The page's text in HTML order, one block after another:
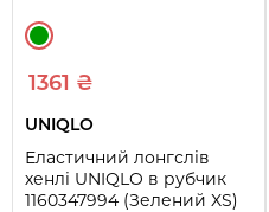
1361 ₴
UNIQLO
Еластичний лонгслів
хенлі UNIQLO в рубчик
1160347994 (Зелений XS)